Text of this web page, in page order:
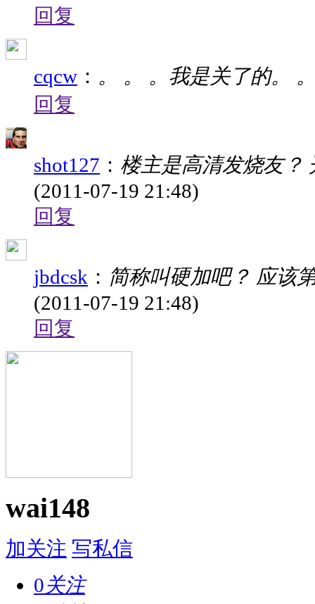
回复
cqcw ： 。 。 。我是关了的。
回复
shot127 ： 楼主是高清发烧友？
(2011-07-19 21:48)
回复
jbdcsk ： 简称叫硬加吧？ 应该
(2011-07-19 21:48)
回复
wai148
加关注 写私信
0关注